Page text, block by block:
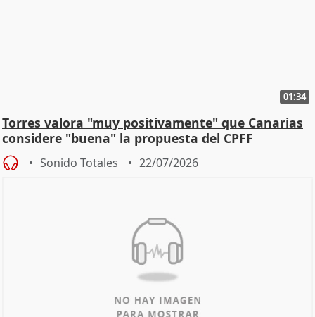
01:34
Torres valora "muy positivamente" que Canarias
considere "buena" la propuesta del CPFF
Sonido Totales 22/07/2026